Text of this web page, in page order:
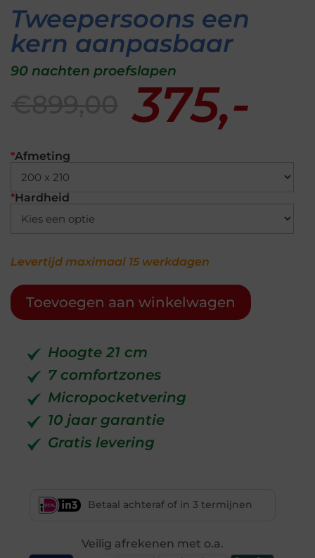
Tweepersoons een
kern aanpasbaar
90 nachten proefslapen
375,-
*Afmeting
*Hardheid
Levertijd maximaal 15 werkdagen
Toevoegen aan winkelwagen
Hoogte 21 cm
7 comfortzones
Micropocketvering
10 jaar garantie
Gratis levering
Betaal achteraf of in 3 termijnen
Veilig afrekenen met o.a.